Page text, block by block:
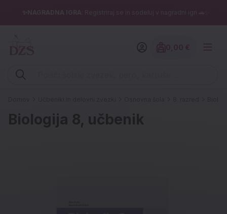
✨NAGRADNA IGRA : Registriraj se in sodeluj v nagradni igri 🚗✨
Vpišite iskalni niz (šolski zvezek, pero, kartuše ...)
Biologija 8, učbenik